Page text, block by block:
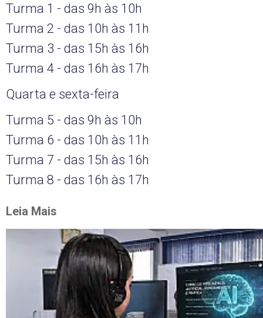
Turma 1 - das 9h às 10h
Turma 2 - das 10h às 11h
Turma 3 - das 15h às 16h
Turma 4 - das 16h às 17h
Quarta e sexta-feira
Turma 5 - das 9h às 10h
Turma 6 - das 10h às 11h
Turma 7 - das 15h às 16h
Turma 8 - das 16h às 17h
Leia Mais